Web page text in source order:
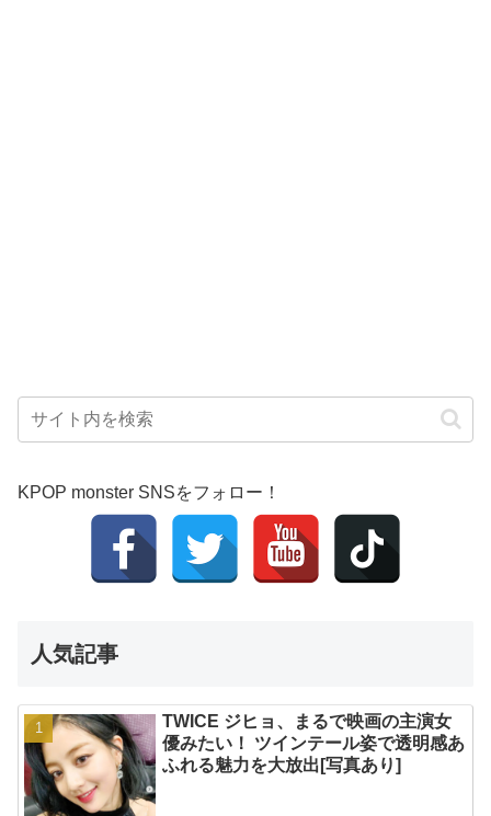
KPOP monster SNSをフォロー！
人気記事
TWICE ジヒョ、まるで映画の主演女
優みたい！ ツインテール姿で透明感あ
ふれる魅力を大放出[写真あり]